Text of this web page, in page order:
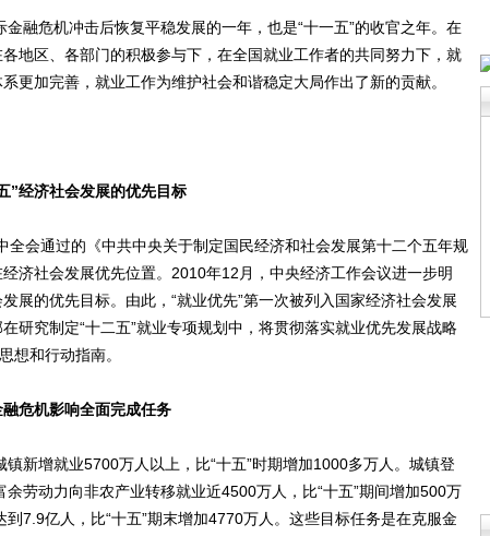
危机冲击后恢复平稳发展的一年，也是“十一五”的收官之年。在
地区、各部门的积极参与下，在全国就业工作者的共同努力下，就
更加完善，就业工作为维护社会和谐稳定大局作出了新的贡献。
”经济社会发展的优先目标
会通过的《中共中央关于制定国民经济和社会发展第十二个五年规
济社会发展优先位置。2010年12月，中央经济工作会议进一步明
展的优先目标。由此，“就业优先”第一次被列入国家经济社会发展
研究制定“十二五”就业专项规划中，将贯彻落实就业优先发展战略
想和行动指南。
危机影响全面完成任务
新增就业5700万人以上，比“十五”时期增加1000多万人。城镇登
劳动力向非农产业转移就业近4500万人，比“十五”期间增加500万
7.9亿人，比“十五”期末增加4770万人。这些目标任务是在克服金